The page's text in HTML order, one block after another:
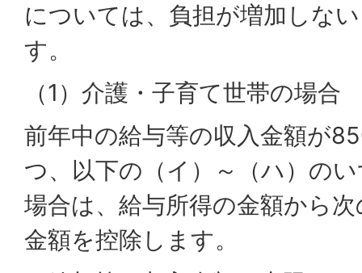
については、負担が増加しな
す。
（1）介護・子育て世帯の場合
前年中の給与等の収入金額が
つ、以下の（イ）～（ハ）の
場合は、給与所得の金額から
金額を控除します。